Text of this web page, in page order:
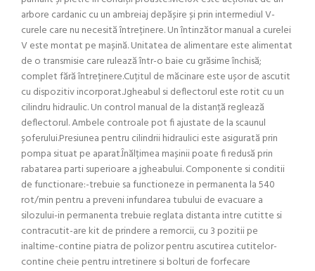
arbore cardanic cu un ambreiaj depășire și prin intermediul V-
curele care nu necesită întreținere. Un întinzător manual a curelei
V este montat pe mașină. Unitatea de alimentare este alimentat
de o transmisie care rulează într-o baie cu grăsime închisă;
complet fără întreținere.Cuțitul de măcinare este ușor de ascutit
cu dispozitiv incorporat.Jgheabul si deflectorul este rotit cu un
cilindru hidraulic. Un control manual de la distanță reglează
deflectorul. Ambele controale pot fi ajustate de la scaunul
șoferului.Presiunea pentru cilindrii hidraulici este asigurată prin
pompa situat pe aparat.Înălțimea mașinii poate fi redusă prin
rabatarea parti superioare a jgheabului. Componente si conditii
de functionare:-trebuie sa functioneze in permanenta la 540
rot/min pentru a preveni infundarea tubului de evacuare a
silozului-in permanenta trebuie reglata distanta intre cutitte si
contracutit-are kit de prindere a remorcii, cu 3 pozitii pe
inaltime-contine piatra de polizor pentru ascutirea cutitelor-
contine cheie pentru intretinere si bolturi de forfecare